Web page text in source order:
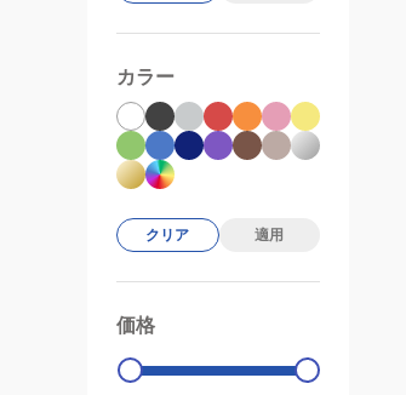
カラー
クリア 適用
価格
0